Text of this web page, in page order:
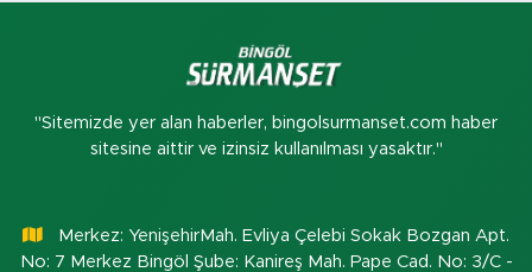
"Sitemizde yer alan haberler, bingolsurmanset.com haber
sitesine aittir ve izinsiz kullanılması yasaktır."
Merkez: YenişehirMah. Evliya Çelebi Sokak Bozgan Apt.
No: 7 Merkez Bingöl Şube: Kanireş Mah. Pape Cad. No: 3/C -